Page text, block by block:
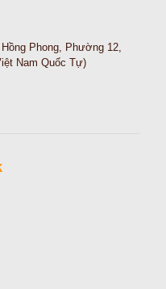
Phong, Phường 12,
Nam Quốc Tự)